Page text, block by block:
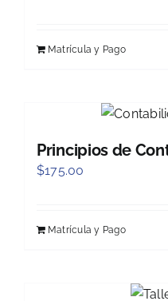
Matrícula y Pago
Principios de
$175.00
Matrícula y Pago